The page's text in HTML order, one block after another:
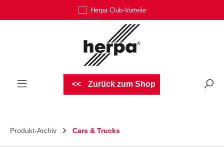
Zum Hauptinhalt springenHerpa Club-Vorteile
Zurück zum Shop
Produkt-Archiv Cars & Trucks